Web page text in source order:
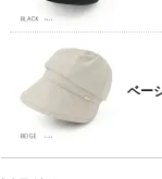
ベー